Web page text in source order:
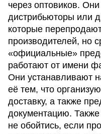
через оптовиков.
дистрибьюторы или
которые
производителей, но
«официальные»
работают от имени
Они устанавливают
её тем, что
доставку, а также
документацию.
не обойтись, если